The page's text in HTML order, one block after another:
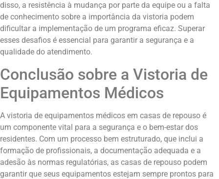
disso, a resistência à mudança por parte da equipe ou a falta
de conhecimento sobre a importância da vistoria podem
dificultar a implementação de um programa eficaz. Superar
esses desafios é essencial para garantir a segurança e a
qualidade do atendimento.
Conclusão sobre a Vistoria de
Equipamentos Médicos
A vistoria de equipamentos médicos em casas de repouso é
um componente vital para a segurança e o bem-estar dos
residentes. Com um processo bem estruturado, que inclui a
formação de profissionais, a documentação adequada e a
adesão às normas regulatórias, as casas de repouso podem
garantir que seus equipamentos estejam sempre prontos para